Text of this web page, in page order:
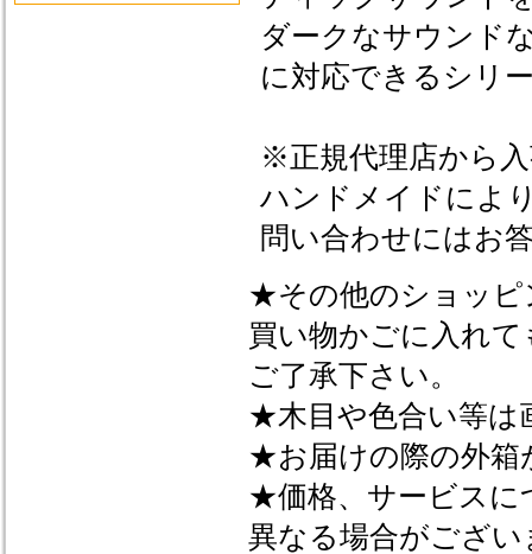
ダークなサウンド
に対応できるシリ
※正規代理店から
ハンドメイドによ
問い合わせにはお
★その他のショッピ
買い物かごに入れ
ご了承下さい。
★木目や色合い等は
★お届けの際の外箱
★価格、サービスに
異なる場合がござ